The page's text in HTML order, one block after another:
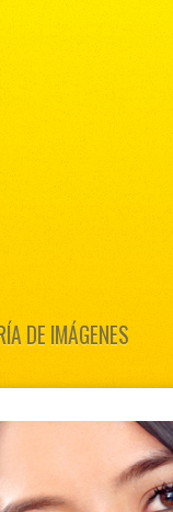
DE IMÁGENES